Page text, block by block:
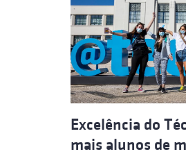
Excelência do
mais alunos de